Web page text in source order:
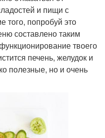
и пищи с
того, попробуй это
составлено таким
твоего
печень, желудок и
полезные, но и очень